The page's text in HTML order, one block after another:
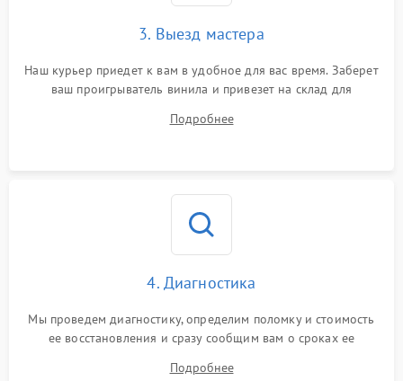
3. Выезд мастера
Наш курьер приедет к вам в удобное для вас время. Заберет
ваш проигрыватель винила и привезет на склад для
Подробнее
4. Диагностика
Мы проведем диагностику, определим поломку и стоимость
ее восстановления и сразу сообщим вам о сроках ее
Подробнее